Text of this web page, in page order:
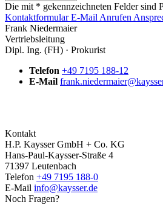
Die mit * gekennzeichneten Felder sind
Kontaktformular E-Mail Anrufen
Frank Niedermaier
Vertriebsleitung
Dipl. Ing. (FH) · Prokurist
Telefon +49 7195 188-12
E-Mail
Kontakt
H.P. Kaysser GmbH + Co. KG
Hans-Paul-Kaysser-Straße 4
71397 Leutenbach
Telefon +49 7195 188-0
E-Mail info@kaysser.de
Noch Fragen?